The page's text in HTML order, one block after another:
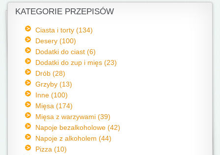
KATEGORIE PRZEPISÓW
Ciasta i torty (134)
Desery (100)
Dodatki do ciast (6)
Dodatki do zup i mięs (23)
Drób (28)
Grzyby (13)
Inne (100)
Mięsa (174)
Mięsa z warzywami (39)
Napoje bezalkoholowe (42)
Napoje z alkoholem (44)
Pizza (10)